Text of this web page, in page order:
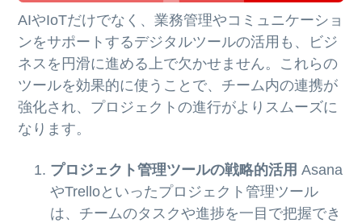
AIやIoTだけでなく、業務管理やコミュニケーショ
ンをサポートするデジタルツールの活用も、ビジ
ネスを円滑に進める上で欠かせません。これらの
ツールを効果的に使うことで、チーム内の連携が
強化され、プロジェクトの進行がよりスムーズに
なります。
プロジェクト管理ツールの戦略的活用 Asana
やTrelloといったプロジェクト管理ツール
は、チームのタスクや進捗を一目で把握でき